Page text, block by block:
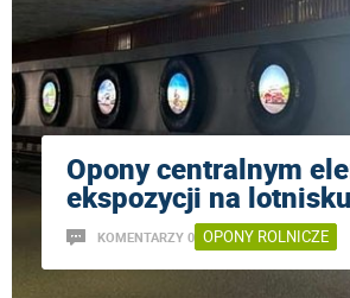
Opony centralnym
ekspozycji na lotnisku
KOMENTARZY 0 OPONY ROLNICZE